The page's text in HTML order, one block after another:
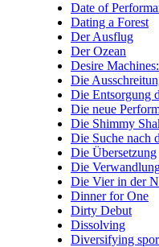
Dating a Forest
Der Ausflug
Der Ozean
Desire
Die
Die Entsorgung
Die neue
Die Shimmy
Die Suche nach
Die Übersetzung
Die
Die Vier in der
Dinner for One
Dirty Debut
Dissolving
Diversifying